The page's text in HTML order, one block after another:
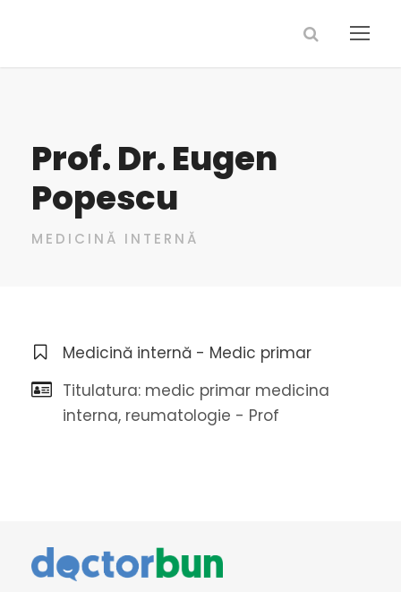
Prof. Dr. Eugen
Popescu
MEDICINĂ INTERNĂ
Medicină internă - Medic primar
Titulatura: medic primar medicina
interna, reumatologie - Prof